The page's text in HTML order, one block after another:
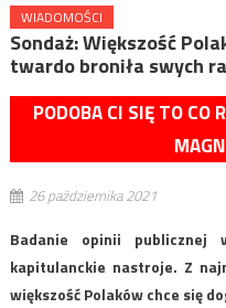
WIADOMOŚCI
Sondaż: Większość
twardo broniła swych
PODOBA CI SIĘ TO CO
26 października 2021
Badanie opinii publicznej
kapitulanckie nastroje. Z
większość Polaków chce się